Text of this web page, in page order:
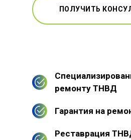
ПОЛУЧИТЬ
ремонту ТНВД
Гарантия на
Реставрация